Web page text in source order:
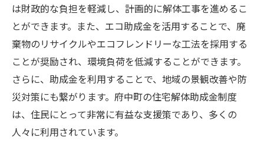
は財政的な負担を軽減し、計画的に解体工事を進めるこ
とができます。また、エコ助成金を活用することで、廃
棄物のリサイクルやエコフレンドリーな工法を採用する
ことが奨励され、環境負荷を低減することができます。
さらに、助成金を利用することで、地域の景観改善や防
災対策にも繋がります。府中町の住宅解体助成金制度
は、住民にとって非常に有益な支援策であり、多くの
人々に利用されています。